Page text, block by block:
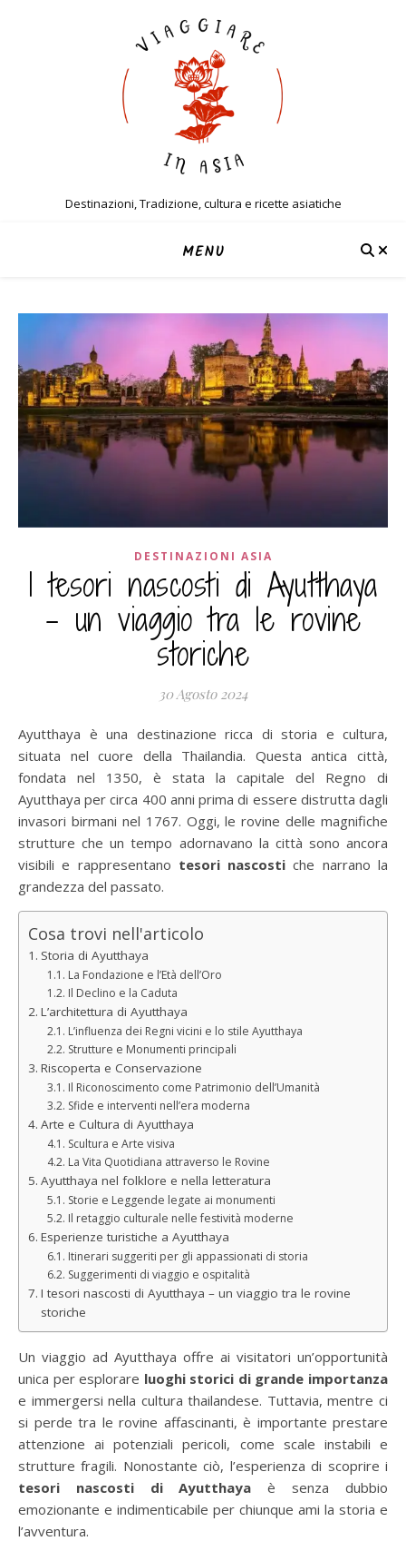
Destinazioni, Tradizione, cultura e ricette asiatiche
MENU
DESTINAZIONI ASIA
I tesori nascosti di Ayutthaya
– un viaggio tra le rovine
storiche
30 Agosto 2024
Ayutthaya è una destinazione ricca di storia e cultura,
situata nel cuore della Thailandia. Questa antica città,
fondata nel 1350, è stata la capitale del Regno di
Ayutthaya per circa 400 anni prima di essere distrutta dagli
invasori birmani nel 1767. Oggi, le rovine delle magnifiche
strutture che un tempo adornavano la città sono ancora
visibili e rappresentano tesori nascosti che narrano la
grandezza del passato.
Cosa trovi nell'articolo
Storia di Ayutthaya
La Fondazione e l’Età dell’Oro
Il Declino e la Caduta
L’architettura di Ayutthaya
L’influenza dei Regni vicini e lo stile Ayutthaya
Strutture e Monumenti principali
Riscoperta e Conservazione
Il Riconoscimento come Patrimonio dell’Umanità
Sfide e interventi nell’era moderna
Arte e Cultura di Ayutthaya
Scultura e Arte visiva
La Vita Quotidiana attraverso le Rovine
Ayutthaya nel folklore e nella letteratura
Storie e Leggende legate ai monumenti
Il retaggio culturale nelle festività moderne
Esperienze turistiche a Ayutthaya
Itinerari suggeriti per gli appassionati di storia
Suggerimenti di viaggio e ospitalità
I tesori nascosti di Ayutthaya – un viaggio tra le rovine
storiche
Un viaggio ad Ayutthaya offre ai visitatori un’opportunità
unica per esplorare luoghi storici di grande importanza
e immergersi nella cultura thailandese. Tuttavia, mentre ci
si perde tra le rovine affascinanti, è importante prestare
attenzione ai potenziali pericoli, come scale instabili e
strutture fragili. Nonostante ciò, l’esperienza di scoprire i
tesori nascosti di Ayutthaya è senza dubbio
emozionante e indimenticabile per chiunque ami la storia e
l’avventura.